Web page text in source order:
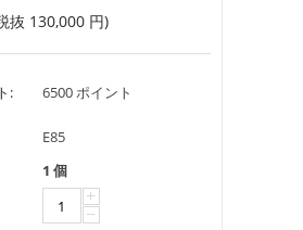
抜 130,000 円)
: 6500 ポイント
E85
1 個
+
−